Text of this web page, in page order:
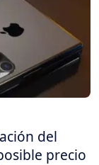
del
precio